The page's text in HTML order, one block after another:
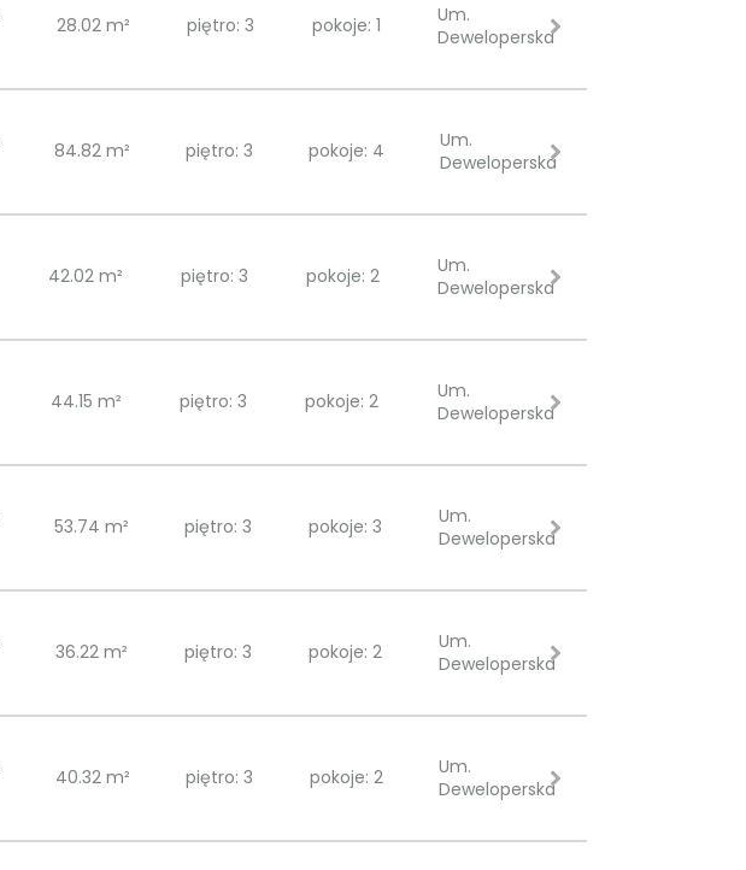
28.02 m² piętro: 3 pokoje: 1
Um.
Deweloperska
84.82 m² piętro: 3 pokoje: 4
Um.
Deweloperska
42.02 m² piętro: 3 pokoje: 2
Um.
Deweloperska
44.15 m² piętro: 3 pokoje: 2
Um.
Deweloperska
53.74 m² piętro: 3 pokoje: 3
Um.
Deweloperska
36.22 m² piętro: 3 pokoje: 2
Um.
Deweloperska
40.32 m² piętro: 3 pokoje: 2
Um.
Deweloperska